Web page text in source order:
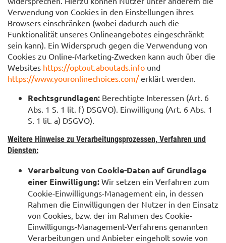
Verwendung von Cookies in den Einstellungen ihres
Browsers einschränken (wobei dadurch auch die
Funktionalität unseres Onlineangebotes eingeschränkt
sein kann). Ein Widerspruch gegen die Verwendung von
Cookies zu Online-Marketing-Zwecken kann auch über die
Websites https://optout.aboutads.info und
https://www.youronlinechoices.com/erklärt werden.
Rechtsgrundlagen: Berechtigte Interessen (Art. 6
Abs. 1 S. 1 lit. f) DSGVO). Einwilligung (Art. 6 Abs. 1
S. 1 lit. a) DSGVO).
Weitere Hinweise zu Verarbeitungsprozessen, Verfahren und
Diensten:
Verarbeitung von Cookie-Daten auf Grundlage
einer Einwilligung: Wir setzen ein Verfahren zum
Cookie-Einwilligungs-Management ein, in dessen
Rahmen die Einwilligungen der Nutzer in den Einsatz
von Cookies, bzw. der im Rahmen des Cookie-
Einwilligungs-Management-Verfahrens genannten
Verarbeitungen und Anbieter eingeholt sowie von